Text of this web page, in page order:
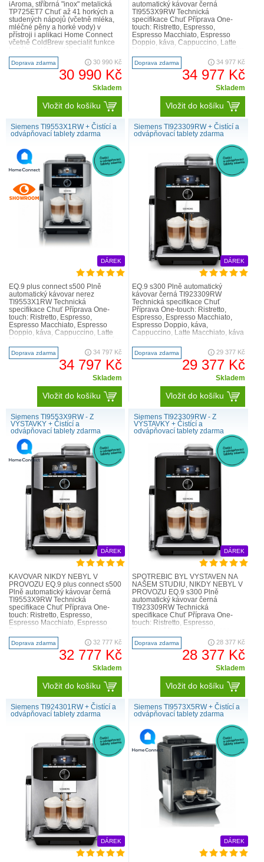
Chcete vyzkoušet nejtišší automatický kávovar
Siemens?
Užijte si přípravu kávy v klidu a pohodě. Dokonalejší technika
spotřebiče s optimalizovanou zvukovou izolací umožňuje výrazné
snížení hluku – plně automatický kávovar EQ.9 plus je tím
nejtišším, jaký vám může Siemens nabídnout.
Kávová zrna.
Až se příště budete chystat k popíjení kávy, vzpomeňte si na
starověkou Etiopii, považovanou za duchovní domovinu kávy.
obsahující kávová zrna. Existuje více než 60 různých druhů kávy,
z nichž dva velmi odlišné druhy – arabica a robusta – patří mezi ty
nejdůležitější v komerčním kávovém průmyslu.
iAroma, stříbrná "inox" metalická
TP725ET7 Chuť až 41 horkých a
studených nápojů (včetně mléka,
mléčné pěny a horké vody) v
přístroji i aplikaci Home Connect
včetně ColdBrew specialit funkce
horké vody aromaSe..
Doprava zdarma 30 990 Kč
30 990 Kč
Skladem
Vložit do košíku
automatický kávovar černá
TI9553X9RW Technická
specifikace Chuť Příprava One-
touch: Ristretto, Espresso,
Espresso Macchiato, Espresso
Doppio, káva, Cappuccino, Latte
stisknutím tlačítka baristaMode:
další mož..
Doprava zdarma 34 977 Kč
34 977 Kč
Skladem
Vložit do košíku
Siemens TI9553X1RW + Čistící a
odvápňovací tablety zdarma
DÁREK
EQ.9 plus connect s500 Plně
automatický kávovar nerez
TI9553X1RW Technická
specifikace Chuť Příprava One-
touch: Ristretto, Espresso,
Espresso Macchiato, Espresso
Doppio, káva, Cappuccino, Latte
stisknutím tlačítka baristaMode:
další možn..
Doprava zdarma 34 797 Kč
34 797 Kč
Skladem
Vložit do košíku
Siemens TI923309RW + Čistící a
odvápňovací tablety zdarma
DÁREK
EQ.9 s300 Plně automatický
kávovar černá TI923309RW
Technická specifikace Chuť
Příprava One-touch: Ristretto,
Espresso, Espresso Macchiato,
Espresso Doppio, káva,
Cappuccino, Latte Macchiato, káva
tlačítka aromaDouble Shot - extra
silná káva ..
Doprava zdarma 29 377 Kč
29 377 Kč
Skladem
Vložit do košíku
Siemens TI9553X9RW - Z
VÝSTAVKY + Čistící a
odvápňovací tablety zdarma
DÁREK
KÁVOVAR NIKDY NEBYL V
PROVOZU EQ.9 plus connect s500
Plně automatický kávovar černá
TI9553X9RW Technická
specifikace Chuť Příprava One-
touch: Ristretto, Espresso,
Espresso Macchiato, Espresso
Macchiato, káva s mlékem pouhým
stisknut..
Doprava zdarma 32 777 Kč
32 777 Kč
Skladem
Vložit do košíku
Siemens TI923309RW - Z
VÝSTAVKY + Čistící a
odvápňovací tablety zdarma
DÁREK
SPOTŘEBIČ BYL VYSTAVEN NA
NAŠEM STUDIU, NIKDY NEBYL V
PROVOZU EQ.9 s300 Plně
automatický kávovar černá
TI923309RW Technická
specifikace Chuť Příprava One-
touch: Ristretto, Espresso,
Doppio, káva, Cappuccino, Latte
Macchiato, káva s mlék..
Doprava zdarma 28 377 Kč
28 377 Kč
Skladem
Vložit do košíku
Siemens TI924301RW + Čistící a
odvápňovací tablety zdarma
DÁREK
Siemens TI9573X5RW + Čistící a
odvápňovací tablety zdarma
DÁREK